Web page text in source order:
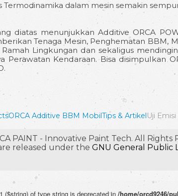
Termodinamika dalam mesin semakin
diatas menunjukkan Additive ORCA
Tenaga Mesin, Penghematan BBM,
Lingkungan dan sekaligus
Perawatan Kendaraan. Bisa disimpulkan
ORCA Additive BBM MobilTips & ArtikelUji
PAINT - Innovative Paint Tech. All Rights
released under the GNU General Public
($string) of type string is deprecated in /home/orcd9246/